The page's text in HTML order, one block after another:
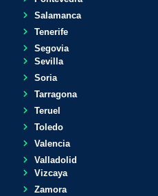
Salamanca
Tenerife
Segovia
Sevilla
Soria
Tarragona
Teruel
Toledo
Valencia
Valladolid
Vizcaya
Zamora